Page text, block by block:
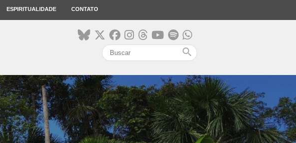
ESPIRITUALIDADE CONTATO
search